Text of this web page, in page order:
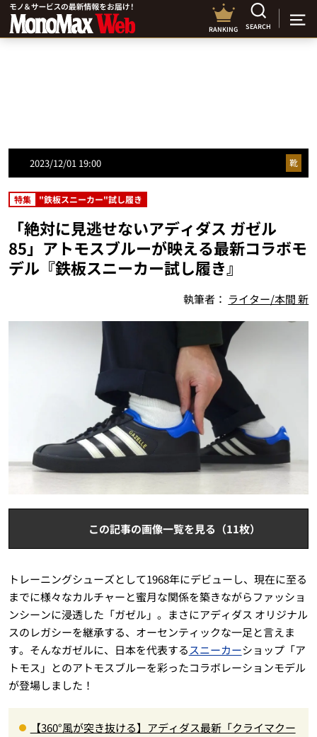
RANKING SEARCH
2023/12/01 19:00 靴
特集 "鉄板スニーカー"試し履き
「絶対に見逃せないアディダス ガゼル
85」アトモスブルーが映える最新コラボモ
デル『鉄板スニーカー試し履き』
執筆者： ライター/本間 新
この記事の画像一覧を見る（11枚）
トレーニングシューズとして1968年にデビューし、現在に至る
までに様々なカルチャーと蜜月な関係を築きながらファッショ
ンシーンに浸透した「ガゼル」。まさにアディダス オリジナル
スのレガシーを継承する、オーセンティックな一足と言えま
す。そんなガゼルに、日本を代表するスニーカーショップ「ア
トモス」とのアトモスブルーを彩ったコラボレーションモデル
が登場しました！
【360°風が突き抜ける】アディダス最新「クライマクー